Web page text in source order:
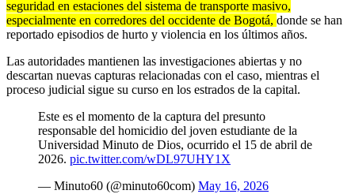
seguridad en estaciones del sistema de transporte masivo,
especialmente en corredores del occidente de Bogotá, donde se han
reportado episodios de hurto y violencia en los últimos años.
Las autoridades mantienen las investigaciones abiertas y no
descartan nuevas capturas relacionadas con el caso, mientras el
proceso judicial sigue su curso en los estrados de la capital.
Este es el momento de la captura del presunto
responsable del homicidio del joven estudiante de la
Universidad Minuto de Dios, ocurrido el 15 de abril de
2026. pic.twitter.com/wDL97UHY1X
— Minuto60 (@minuto60com) May 16, 2026